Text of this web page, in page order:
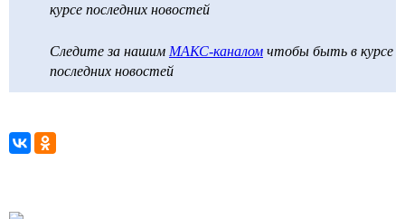
курсе последних новостей
Следите за нашим МАКС-каналом чтобы быть в курсе
последних новостей